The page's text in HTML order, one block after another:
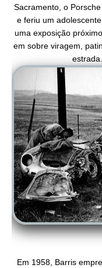
Sacramento, o
e feriu um
uma exposição pr
em sobre viragem,
Em 1958, Barris